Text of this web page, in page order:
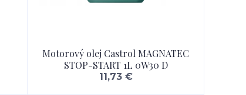
Motorový olej Castrol MAGNATEC
STOP-START 1L 0W30 D
11,73 €